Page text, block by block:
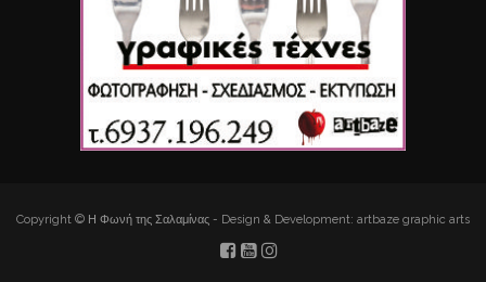
Copyright © Η Φωνή της Σαλαμίνας - Design & Development: artbaze graphic arts